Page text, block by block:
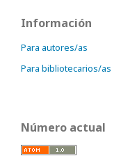
Información
Para autores/as
Para bibliotecarios/as
Número actual